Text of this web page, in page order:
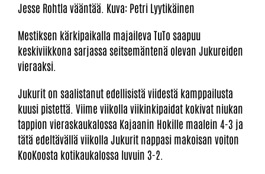
Jesse Rohtla vääntää. Kuva: Petri Lyytikäinen
Mestiksen kärkipaikalla majaileva TuTo saapuu
keskiviikkona sarjassa seitsemäntenä olevan Jukureiden
vieraaksi.
Jukurit on saalistanut edellisistä viidestä kamppailusta
kuusi pistettä. Viime viikolla viikinkipaidat kokivat niukan
tappion vieraskaukalossa Kajaanin Hokille maalein 4-3 ja
tätä edeltävällä viikolla Jukurit nappasi makoisan voiton
KooKoosta kotikaukalossa luvuin 3-2.